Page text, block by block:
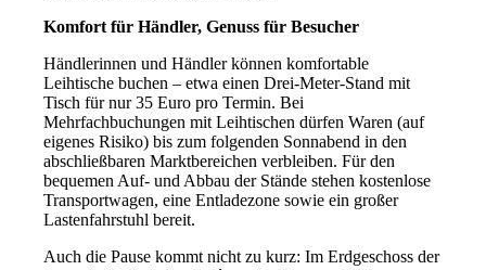
Komfort für Händler, Genuss für Besucher
Händlerinnen und Händler können komfortable
Leihtische buchen – etwa einen Drei-Meter-Stand mit
Tisch für nur 35 Euro pro Termin. Bei
Mehrfachbuchungen mit Leihtischen dürfen Waren (auf
eigenes Risiko) bis zum folgenden Sonnabend in den
abschließbaren Marktbereichen verbleiben. Für den
bequemen Auf- und Abbau der Stände stehen kostenlose
Transportwagen, eine Entladezone sowie ein großer
Lastenfahrstuhl bereit.
Auch die Pause kommt nicht zu kurz: Im Erdgeschoss der